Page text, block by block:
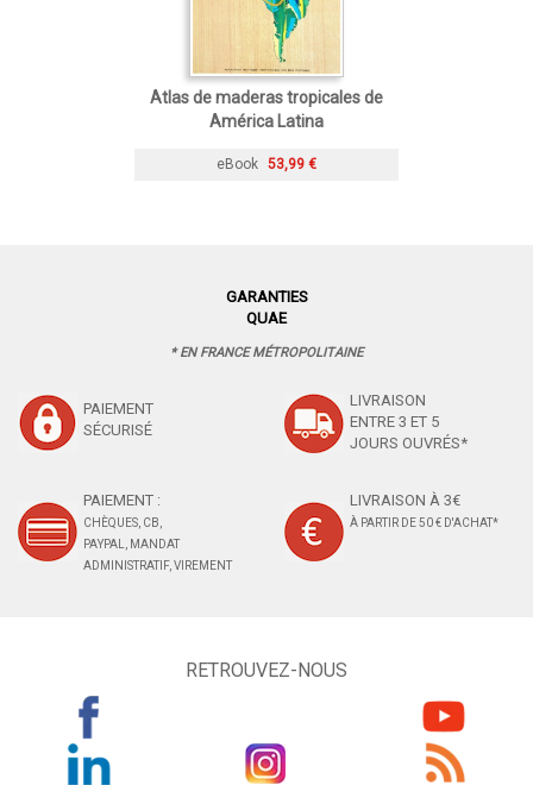
Atlas de maderas tropicales de
América Latina
eBook 53,99 €
GARANTIES
QUAE
* EN FRANCE MÉTROPOLITAINE
PAIEMENT
SÉCURISÉ
LIVRAISON
ENTRE 3 ET 5
JOURS OUVRÉS*
PAIEMENT :
CHÈQUES, CB,
PAYPAL, MANDAT
ADMINISTRATIF, VIREMENT
LIVRAISON À 3€
À PARTIR DE 50 € D'ACHAT*
RETROUVEZ-NOUS